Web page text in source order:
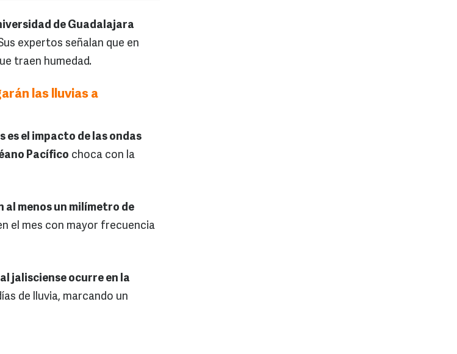
de Guadalajara
expertos señalan que en
traen humedad.
las lluvias a
el impacto de las ondas
Pacífico choca con la
al menos un milímetro de
el mes con mayor frecuencia
jalisciense ocurre en la
de lluvia, marcando un